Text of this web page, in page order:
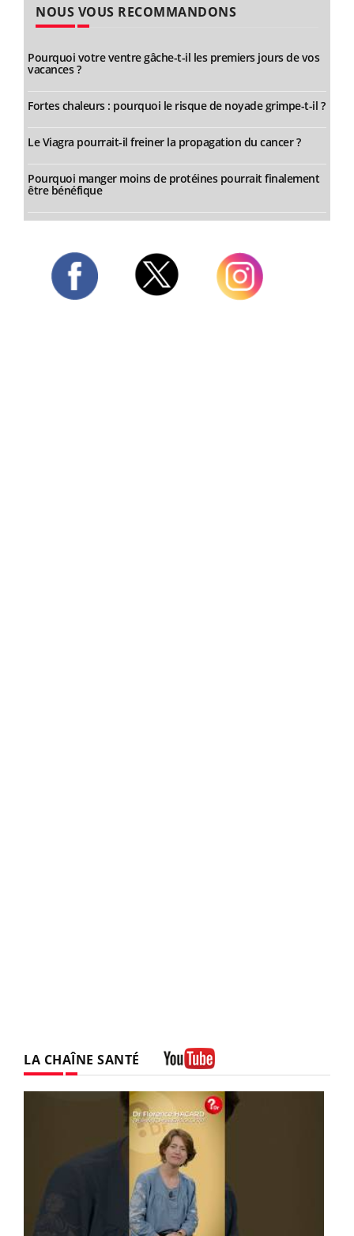
NOUS VOUS RECOMMANDONS
Pourquoi votre ventre gâche-t-il les premiers jours de vos
vacances ?
Fortes chaleurs : pourquoi le risque de noyade grimpe-t-il ?
Le Viagra pourrait-il freiner la propagation du cancer ?
Pourquoi manger moins de protéines pourrait finalement
être bénéfique
LA CHAÎNE SANTÉ